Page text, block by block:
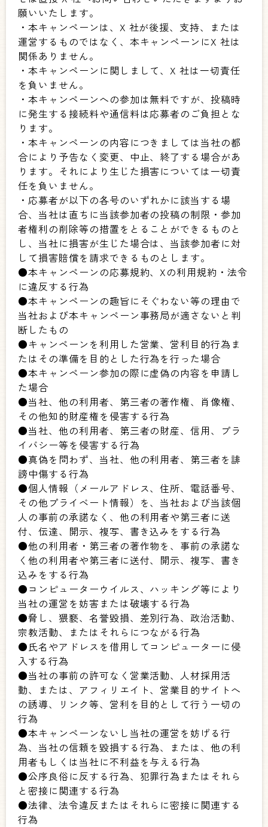
願いいたします。
・本キャンペーンは、X 社が後援、支持、または
運営するものではなく、本キャンペーンにX 社は
関係ありません。
・本キャンペーンに関しまして、X 社は一切責任
を負いません。
・本キャンペーンへの参加は無料ですが、投稿時
に発生する接続料や通信料は応募者のご負担とな
ります。
・本キャンペーンの内容につきましては当社の都
合により予告なく変更、中止、終了する場合があ
ります。それにより生じた損害については一切責
任を負いません。
・応募者が以下の各号のいずれかに該当する場
合、当社は直ちに当該参加者の投稿の制限・参加
者権利の削除等の措置をとることができるものと
し、当社に損害が生じた場合は、当該参加者に対
して損害賠償を請求できるものとします。
●本キャンペーンの応募規約、Xの利用規約・法令
に違反する行為
●本キャンペーンの趣旨にそぐわない等の理由で
当社および本キャンペーン事務局が適さないと判
断したもの
●キャンペーンを利用した営業、営利目的行為ま
たはその準備を目的とした行為を行った場合
●本キャンペーン参加の際に虚偽の内容を申請し
た場合
●当社、他の利用者、第三者の著作権、肖像権、
その他知的財産権を侵害する行為
●当社、他の利用者、第三者の財産、信用、プラ
イバシー等を侵害する行為
●真偽を問わず、当社、他の利用者、第三者を誹
謗中傷する行為
●個人情報（メールアドレス、住所、電話番号、
その他プライベート情報）を、当社および当該個
人の事前の承諾なく、他の利用者や第三者に送
付、伝達、開示、複写、書き込みをする行為
●他の利用者・第三者の著作物を、事前の承諾な
く他の利用者や第三者に送付、開示、複写、書き
込みをする行為
●コンピューターウイルス、ハッキング等により
当社の運営を妨害または破壊する行為
●脅し、猥褻、名誉毀損、差別行為、政治活動、
宗教活動、またはそれらにつながる行為
●氏名やアドレスを借用してコンピューターに侵
入する行為
●当社の事前の許可なく営業活動、人材採用活
動、または、アフィリエイト、営業目的サイトへ
の誘導、リンク等、営利を目的として行う一切の
行為
●本キャンペーンないし当社の運営を妨げる行
為、当社の信頼を毀損する行為、または、他の利
用者もしくは当社に不利益を与える行為
●公序良俗に反する行為、犯罪行為またはそれら
と密接に関連する行為
●法律、法令違反またはそれらに密接に関連する
行為